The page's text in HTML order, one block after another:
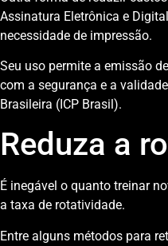
Assinatura Eletrônica e
necessidade de impressão.
Seu uso permite a emissão
com a segurança e a
Brasileira (ICP Brasil).
Reduza a
É inegável o quanto treinar
a taxa de rotatividade.
Entre alguns métodos para